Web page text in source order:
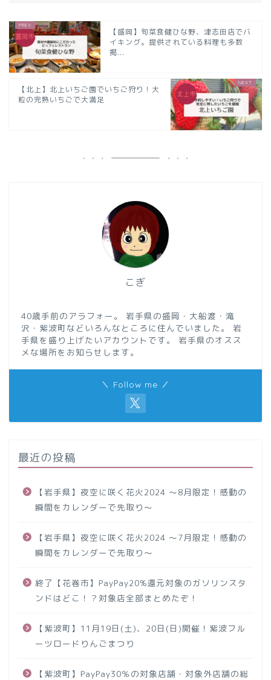
【盛岡】旬菜食健ひな野、津志田店でバ
イキング。提供されている料理も多数
掲...
【北上】北上いちご園でいちご狩り！大
粒の完熟いちごで大満足
こぎ
40歳手前のアラフォー。 岩手県の盛岡・大船渡・滝
沢・紫波町などいろんなところに住んでいました。 岩
手県を盛り上げたいアカウントです。 岩手県のオスス
メな場所をお知らせします。
＼ Follow me ／
最近の投稿
【岩手県】夜空に咲く花火2024 ～8月限定！感動の
瞬間をカレンダーで先取り～
【岩手県】夜空に咲く花火2024 ～7月限定！感動の
瞬間をカレンダーで先取り～
終了【花巻市】PayPay20%還元対象のガソリンスタ
ンドはどこ！？対象店全部まとめたぞ！
【紫波町】11月19日(土)、20日(日)開催！紫波フル
ーツロードりんごまつり
【紫波町】PayPay30％の対象店舗・対象外店舗の総